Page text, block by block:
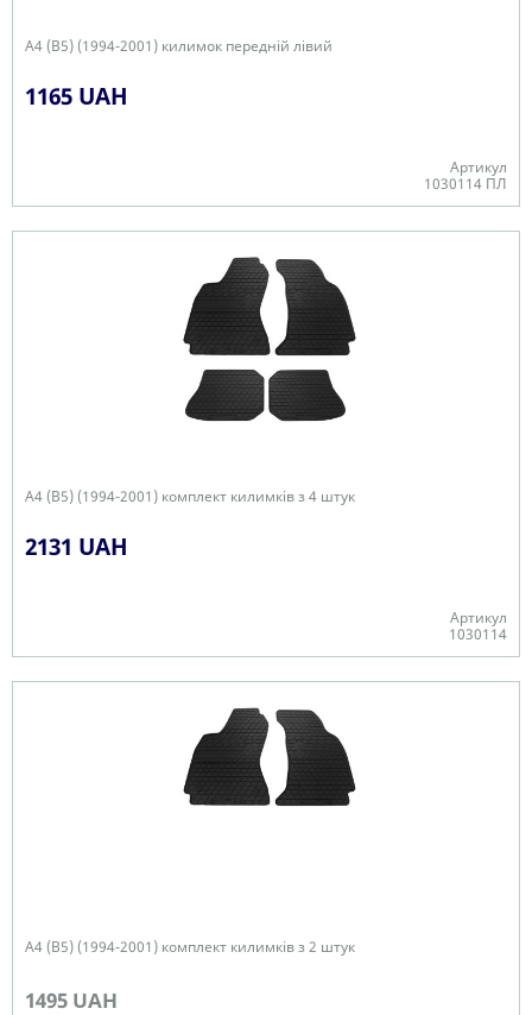
A4 (B5) (1994-2001) килимок передній лівий
1165 UAH
Артикул
1030114 ПЛ
A4 (B5) (1994-2001) комплект килимків з 4 штук
2131 UAH
Артикул
1030114
A4 (B5) (1994-2001) комплект килимків з 2 штук
1495 UAH